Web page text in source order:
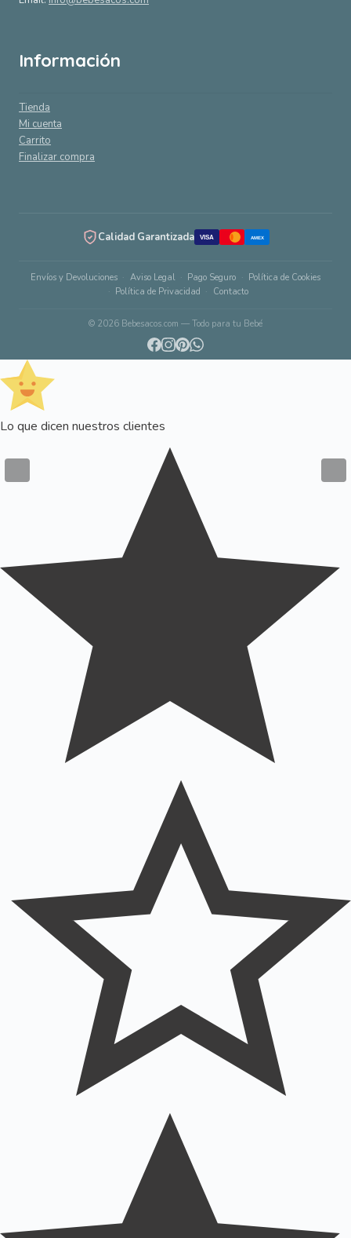
Información
Tienda
Mi cuenta
Carrito
Finalizar compra
Calidad Garantizada VISA AMEX
Envíos y Devoluciones Aviso Legal Pago Seguro
Política de Cookies
Política de Privacidad
Contacto
© 2026 Bebesacos.com — Todo para tu Bebé
Lo que dicen nuestros clientes